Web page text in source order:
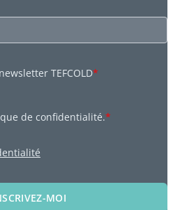
TEFCOLD*
de confidentialité.*
MOI